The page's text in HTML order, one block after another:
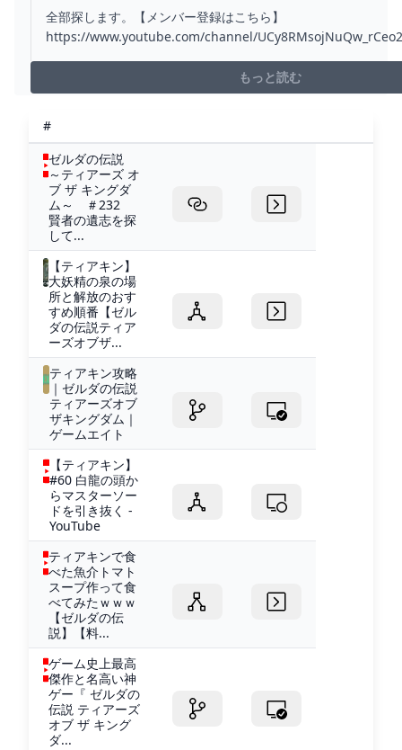
ズ オブ ザ キングダム ティアキン】 - YOUTUBE
全部探します。【メンバー登録はこちら】
https://www.youtube.com/channel/
もっと読む
#
ゼルダの伝説
～ティアーズ オ
ブ ザ キングダ
ム～ ＃232
賢者の遺志を探
して...
【ティアキン】
大妖精の泉の場
所と解放のおす
すめ順番【ゼル
ダの伝説ティア
ーズオブザ...
ティアキン攻略
｜ゼルダの伝説
ティアーズオブ
ザキングダム｜
ゲームエイト
【ティアキン】
#60 白龍の頭か
らマスターソー
ドを引き抜く -
YouTube
ティアキンで食
べた魚介トマト
スープ作って食
べてみたｗｗｗ
【ゼルダの伝
説】【料...
ゲーム史上最高
傑作と名高い神
ゲー『 ゼルダの
伝説 ティアーズ
オブ ザ キング
ダ...